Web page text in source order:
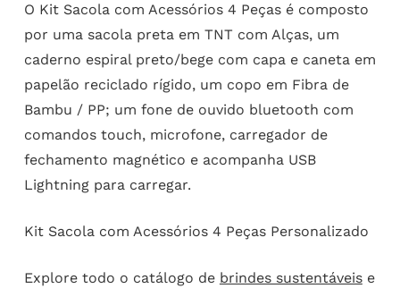
O Kit Sacola com Acessórios 4 Peças é composto
por uma sacola preta em TNT com Alças, um
caderno espiral preto/bege com capa e caneta em
papelão reciclado rígido, um copo em Fibra de
Bambu / PP; um fone de ouvido bluetooth com
comandos touch, microfone, carregador de
fechamento magnético e acompanha USB
Lightning para carregar.
Kit Sacola com Acessórios 4 Peças Personalizado
Explore todo o catálogo de brindes sustentáveise